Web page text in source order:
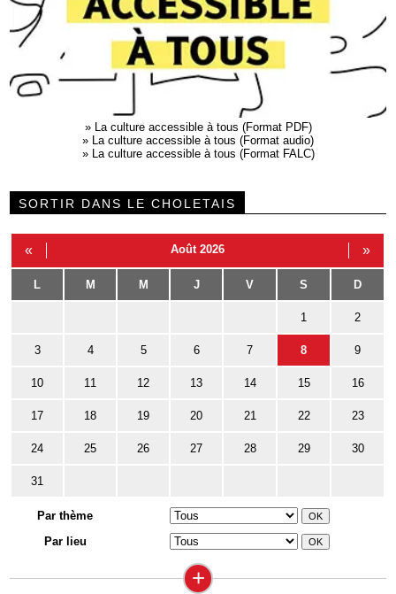
» La culture accessible à tous (Format PDF)
» La culture accessible à tous (Format audio)
» La culture accessible à tous (Format FALC)
SORTIR DANS LE CHOLETAIS
« Août 2026 »
L M M J V S D
1 2
3 4 5 6 7 8 9
10 11 12 13 14 15 16
17 18 19 20 21 22 23
24 25 26 27 28 29 30
31
Par thème
Par lieu
+